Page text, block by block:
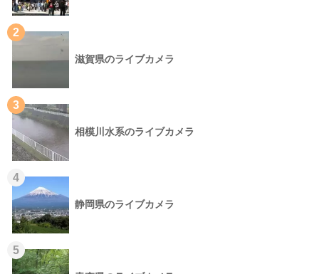
2
滋賀県のライブカメラ
3
相模川水系のライブカメラ
4
静岡県のライブカメラ
5